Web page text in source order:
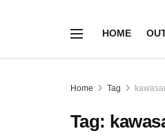
HOME
Home Tag
Tag: